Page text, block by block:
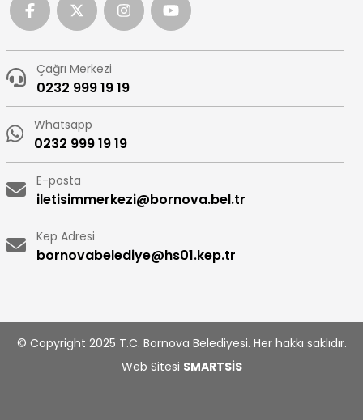
Çağrı Merkezi
0232 999 19 19
Whatsapp
0232 999 19 19
E-posta
iletisimmerkezi@bornova.bel.tr
Kep Adresi
bornovabelediye@hs01.kep.tr
© Copyright 2025 T.C. Bornova Belediyesi. Her hakkı saklıdır.
Web Sitesi SMARTSİS